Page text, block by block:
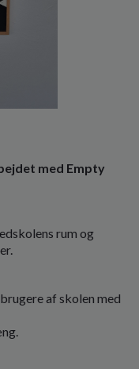
med Empty
rum og
af skolen med